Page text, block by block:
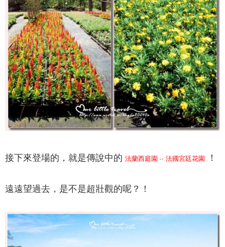
接下來登場的，就是傳說中的 法蘭西庭園 -- 法國宮廷花園 ！
遠遠望過去，是不是超壯觀的呢？！